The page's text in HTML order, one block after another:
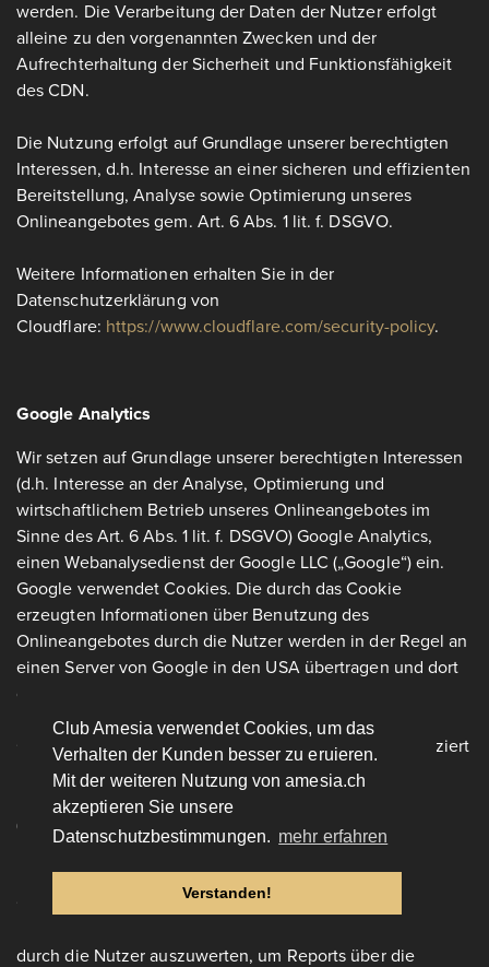
Club Amesia verwendet Cookies, um das
Verhalten der Kunden besser zu eruieren.
Mit der weiteren Nutzung von amesia.ch
akzeptieren Sie unsere
Datenschutzbestimmungen. mehr erfahren
Verstanden!
werden. Die Verarbeitung der Daten der Nutzer erfolgt
alleine zu den vorgenannten Zwecken und der
Aufrechterhaltung der Sicherheit und Funktionsfähigkeit
des CDN.
Die Nutzung erfolgt auf Grundlage unserer berechtigten
Interessen, d.h. Interesse an einer sicheren und effizienten
Bereitstellung, Analyse sowie Optimierung unseres
Onlineangebotes gem. Art. 6 Abs. 1 lit. f. DSGVO.
Weitere Informationen erhalten Sie in der
Datenschutzerklärung von
Cloudflare: https://www.cloudflare.com/security-policy.
Google Analytics
Wir setzen auf Grundlage unserer berechtigten Interessen
(d.h. Interesse an der Analyse, Optimierung und
wirtschaftlichem Betrieb unseres Onlineangebotes im
Sinne des Art. 6 Abs. 1 lit. f. DSGVO) Google Analytics,
einen Webanalysedienst der Google LLC („Google“) ein.
Google verwendet Cookies. Die durch das Cookie
erzeugten Informationen über Benutzung des
Onlineangebotes durch die Nutzer werden in der Regel an
einen Server von Google in den USA übertragen und dort
gespeichert.
Google ist unter dem Privacy-Shield-Abkommen zertifiziert
und bietet hierdurch eine Garantie, das europäische
Datenschutzrecht einzuhalten
(
https://www.privacyshield.gov/participant?
id=a2zt000000001L5AAI&status=Active).
Google wird diese Informationen in unserem Auftrag
durch die Nutzer auszuwerten, um Reports über die